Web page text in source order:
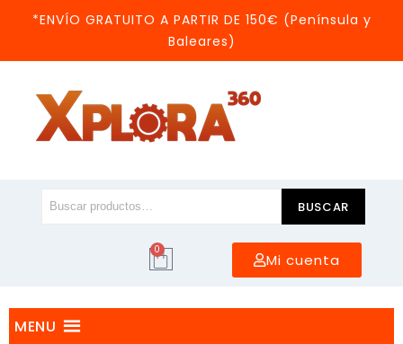
*ENVÍO GRATUITO A PARTIR DE 150€ (Península y
Baleares)
BUSCAR
0
Mi cuenta
MENU